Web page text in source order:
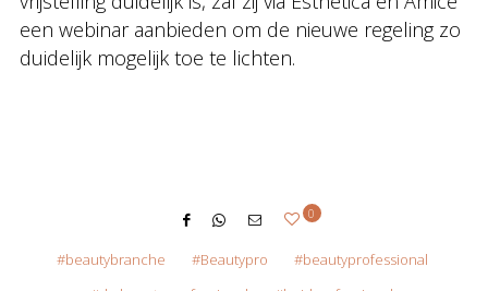
een webinar aanbieden om de nieuwe regeling zo
duidelijk mogelijk toe te lichten.
0
beautybranche Beautypro
beautyprofessional